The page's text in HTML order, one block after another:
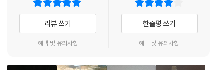
05. 인간은 계획하지만 신은 비웃는다
핵주먹 타이슨의 명언
투자할 때 치러야 하는 대가
투자란 정보와 기술의 싸움이 아닌
인간의 본성과 시장의 구조를 이해하는 힘이 좌우한다!
넘사벽이 되어 버린 부동산, 저금리로 급락해 버린 적금의 가치 등, 지금 대
의 발버둥일지도 모른다. 저자는 이처럼 또 다른 생존의 수단이 되어 버린
리뷰 쓰기
혜택 및 유의사항
한줄평 쓰기
혜택 및 유의사항